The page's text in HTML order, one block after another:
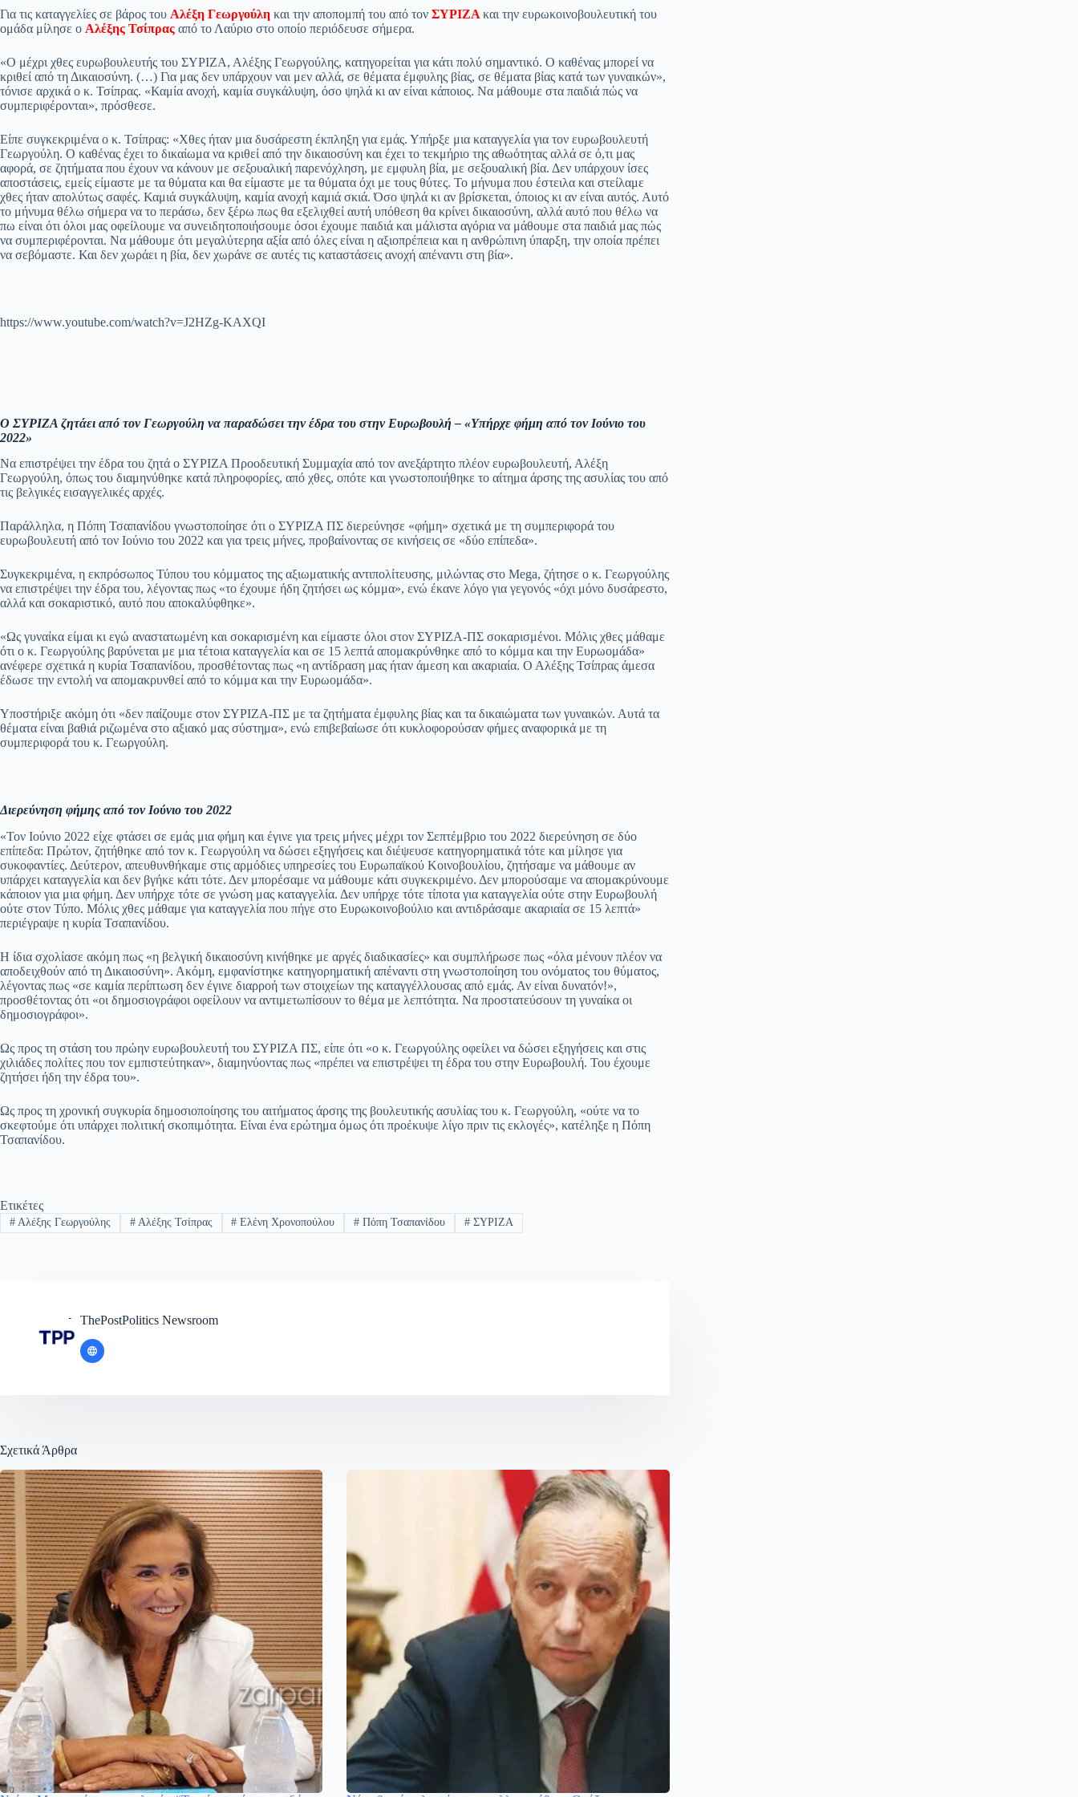
bo
ok
ts
A
pp
gr
a
m
sa
ge
ail ail ρ
α
στ
τε
Για τις καταγγελίες σε βάρος του Αλέξη Γεωργούλη και την αποπομπή του από τον ΣΥΡΙΖΑ και την ευρωκοινοβουλευτική του
ομάδα μίλησε ο Αλέξης Τσίπρας από το Λαύριο στο οποίο περιόδευσε σήμερα.
«Ο μέχρι χθες ευρωβουλευτής του ΣΥΡΙΖΑ, Αλέξης Γεωργούλης, κατηγορείται για κάτι πολύ σημαντικό. Ο καθένας μπορεί να
κριθεί από τη Δικαιοσύνη. (…) Για μας δεν υπάρχουν ναι μεν αλλά, σε θέματα έμφυλης βίας, σε θέματα βίας κατά των γυναικών»,
τόνισε αρχικά ο κ. Τσίπρας. «Καμία ανοχή, καμία συγκάλυψη, όσο ψηλά κι αν είναι κάποιος. Να μάθουμε στα παιδιά πώς να
συμπεριφέρονται», πρόσθεσε.
Είπε συγκεκριμένα ο κ. Τσίπρας: «Χθες ήταν μια δυσάρεστη έκπληξη για εμάς. Υπήρξε μια καταγγελία για τον ευρωβουλευτή
Γεωργούλη. Ο καθένας έχει το δικαίωμα να κριθεί από την δικαιοσύνη και έχει το τεκμήριο της αθωότητας αλλά σε ό,τι μας
αφορά, σε ζητήματα που έχουν να κάνουν με σεξουαλική παρενόχληση, με εμφυλη βία, με σεξουαλική βία. Δεν υπάρχουν ίσες
αποστάσεις, εμείς είμαστε με τα θύματα και θα είμαστε με τα θύματα όχι με τους θύτες. Το μήνυμα που έστειλα και στείλαμε
χθες ήταν απολύτως σαφές. Καμιά συγκάλυψη, καμία ανοχή καμιά σκιά. Όσο ψηλά κι αν βρίσκεται, όποιος κι αν είναι αυτός. Αυτό
το μήνυμα θέλω σήμερα να το περάσω, δεν ξέρω πως θα εξελιχθεί αυτή υπόθεση θα κρίνει δικαιοσύνη, αλλά αυτό που θέλω να
πω είναι ότι όλοι μας οφείλουμε να συνειδητοποιήσουμε όσοι έχουμε παιδιά και μάλιστα αγόρια να μάθουμε στα παιδιά μας πώς
να συμπεριφέρονται. Να μάθουμε ότι μεγαλύτερηα αξία από όλες είναι η αξιοπρέπεια και η ανθρώπινη ύπαρξη, την οποία πρέπει
να σεβόμαστε. Και δεν χωράει η βία, δεν χωράνε σε αυτές τις καταστάσεις ανοχή απέναντι στη βία».
https://www.youtube.com/watch?v=J2HZg-KAXQI
Ο ΣΥΡΙΖΑ ζητάει από τον Γεωργούλη να παραδώσει την έδρα του στην Ευρωβουλή – «Υπήρχε φήμη από τον Ιούνιο του
2022»
Να επιστρέψει την έδρα του ζητά ο ΣΥΡΙΖΑ Προοδευτική Συμμαχία από τον ανεξάρτητο πλέον ευρωβουλευτή, Αλέξη
Γεωργούλη, όπως του διαμηνύθηκε κατά πληροφορίες, από χθες, οπότε και γνωστοποιήθηκε το αίτημα άρσης της ασυλίας του από
τις βελγικές εισαγγελικές αρχές.
Παράλληλα, η Πόπη Τσαπανίδου γνωστοποίησε ότι ο ΣΥΡΙΖΑ ΠΣ διερεύνησε «φήμη» σχετικά με τη συμπεριφορά του
ευρωβουλευτή από τον Ιούνιο του 2022 και για τρεις μήνες, προβαίνοντας σε κινήσεις σε «δύο επίπεδα».
Συγκεκριμένα, η εκπρόσωπος Τύπου του κόμματος της αξιωματικής αντιπολίτευσης, μιλώντας στο Mega, ζήτησε ο κ. Γεωργούλης
να επιστρέψει την έδρα του, λέγοντας πως «το έχουμε ήδη ζητήσει ως κόμμα», ενώ έκανε λόγο για γεγονός «όχι μόνο δυσάρεστο,
αλλά και σοκαριστικό, αυτό που αποκαλύφθηκε».
«Ως γυναίκα είμαι κι εγώ αναστατωμένη και σοκαρισμένη και είμαστε όλοι στον ΣΥΡΙΖΑ-ΠΣ σοκαρισμένοι. Μόλις χθες μάθαμε
ότι ο κ. Γεωργούλης βαρύνεται με μια τέτοια καταγγελία και σε 15 λεπτά απομακρύνθηκε από το κόμμα και την Ευρωομάδα»
ανέφερε σχετικά η κυρία Τσαπανίδου, προσθέτοντας πως «η αντίδραση μας ήταν άμεση και ακαριαία. Ο Αλέξης Τσίπρας άμεσα
έδωσε την εντολή να απομακρυνθεί από το κόμμα και την Ευρωομάδα».
Υποστήριξε ακόμη ότι «δεν παίζουμε στον ΣΥΡΙΖΑ-ΠΣ με τα ζητήματα έμφυλης βίας και τα δικαιώματα των γυναικών. Αυτά τα
θέματα είναι βαθιά ριζωμένα στο αξιακό μας σύστημα», ενώ επιβεβαίωσε ότι κυκλοφορούσαν φήμες αναφορικά με τη
συμπεριφορά του κ. Γεωργούλη.
Διερεύνηση φήμης από τον Ιούνιο του 2022
«Τον Ιούνιο 2022 είχε φτάσει σε εμάς μια φήμη και έγινε για τρεις μήνες μέχρι τον Σεπτέμβριο του 2022 διερεύνηση σε δύο
επίπεδα: Πρώτον, ζητήθηκε από τον κ. Γεωργούλη να δώσει εξηγήσεις και διέψευσε κατηγορηματικά τότε και μίλησε για
συκοφαντίες. Δεύτερον, απευθυνθήκαμε στις αρμόδιες υπηρεσίες του Ευρωπαϊκού Κοινοβουλίου, ζητήσαμε να μάθουμε αν
υπάρχει καταγγελία και δεν βγήκε κάτι τότε. Δεν μπορέσαμε να μάθουμε κάτι συγκεκριμένο. Δεν μπορούσαμε να απομακρύνουμε
κάποιον για μια φήμη. Δεν υπήρχε τότε σε γνώση μας καταγγελία. Δεν υπήρχε τότε τίποτα για καταγγελία ούτε στην Ευρωβουλή
ούτε στον Τύπο. Μόλις χθες μάθαμε για καταγγελία που πήγε στο Ευρωκοινοβούλιο και αντιδράσαμε ακαριαία σε 15 λεπτά»
περιέγραψε η κυρία Τσαπανίδου.
Η ίδια σχολίασε ακόμη πως «η βελγική δικαιοσύνη κινήθηκε με αργές διαδικασίες» και συμπλήρωσε πως «όλα μένουν πλέον να
αποδειχθούν από τη Δικαιοσύνη». Ακόμη, εμφανίστηκε κατηγορηματική απέναντι στη γνωστοποίηση του ονόματος του θύματος,
λέγοντας πως «σε καμία περίπτωση δεν έγινε διαρροή των στοιχείων της καταγγέλλουσας από εμάς. Αν είναι δυνατόν!»,
προσθέτοντας ότι «οι δημοσιογράφοι οφείλουν να αντιμετωπίσουν το θέμα με λεπτότητα. Να προστατεύσουν τη γυναίκα οι
δημοσιογράφοι».
Ως προς τη στάση του πρώην ευρωβουλευτή του ΣΥΡΙΖΑ ΠΣ, είπε ότι «ο κ. Γεωργούλης οφείλει να δώσει εξηγήσεις και στις
χιλιάδες πολίτες που τον εμπιστεύτηκαν», διαμηνύοντας πως «πρέπει να επιστρέψει τη έδρα του στην Ευρωβουλή. Του έχουμε
ζητήσει ήδη την έδρα του».
Ως προς τη χρονική συγκυρία δημοσιοποίησης του αιτήματος άρσης της βουλευτικής ασυλίας του κ. Γεωργούλη, «ούτε να το
σκεφτούμε ότι υπάρχει πολιτική σκοπιμότητα. Είναι ένα ερώτημα όμως ότι προέκυψε λίγο πριν τις εκλογές», κατέληξε η Πόπη
Τσαπανίδου.
Ετικέτες
#Αλέξης Γεωργούλης #Αλέξης Τσίπρας # Ελένη Χρονοπούλου # Πόπη Τσαπανίδου # ΣΥΡΙΖΑ
ThePostPolitics Newsroom
Σχετικά Άρθρα